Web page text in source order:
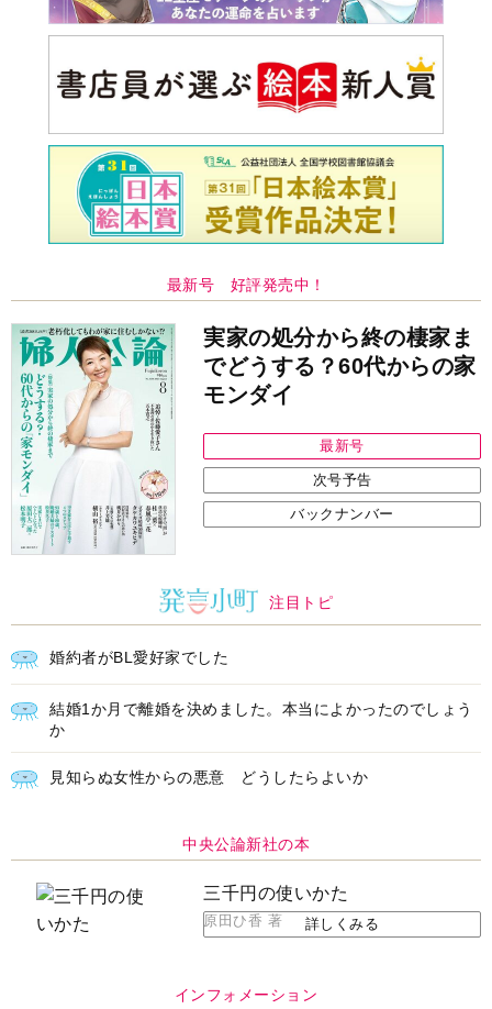
最新号 好評発売中！
実家の処分から終の棲家ま
でどうする？60代からの家
モンダイ
最新号
次号予告
バックナンバー
注目トピ
婚約者がBL愛好家でした
結婚1か月で離婚を決めました。本当によかったのでしょう
か
見知らぬ女性からの悪意 どうしたらよいか
中央公論新社の本
三千円の使いかた
原田ひ香 著 詳しくみる
インフォメーション